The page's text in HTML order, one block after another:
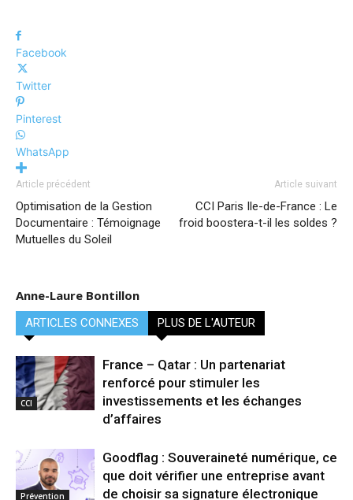
Facebook
Twitter
Pinterest
WhatsApp
Article précédent
Optimisation de la Gestion
Documentaire : Témoignage
Mutuelles du Soleil
Article suivant
CCI Paris Ile-de-France : Le
froid boostera-t-il les soldes ?
Anne-Laure Bontillon
ARTICLES CONNEXES PLUS DE L'AUTEUR
CCI
France – Qatar : Un partenariat
renforcé pour stimuler les
investissements et les échanges
d’affaires
Prévention
Goodflag : Souveraineté numérique, ce
que doit vérifier une entreprise avant
de choisir sa signature électronique